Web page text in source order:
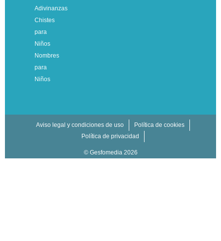
Adivinanzas
Chistes
para
Niños
Nombres
para
Niños
Aviso legal y condiciones de uso
Política de cookies
Política de privacidad
© Gesfomedia 2026